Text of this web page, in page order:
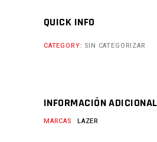
QUICK INFO
CATEGORY: SIN CATEGORIZAR
INFORMACIÓN ADICIONAL
MARCAS LAZER